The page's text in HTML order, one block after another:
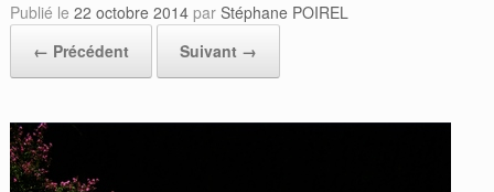
Publié le 22 octobre 2014 par Stéphane POIREL
← Précédent
Suivant →